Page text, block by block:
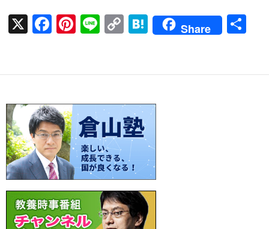
X
F
b
o
o
k
Pi
es
t
Li
C
y
Li
n
k
H
n
a
Share